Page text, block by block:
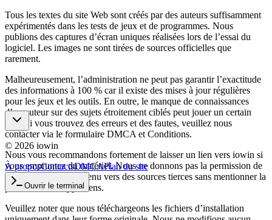
Tous les textes du site Web sont créés par des auteurs suffisamment
expérimentés dans les tests de jeux et de programmes. Nous
publions des captures d’écran uniques réalisées lors de l’essai du
logiciel. Les images ne sont tirées de sources officielles que
rarement.
Malheureusement, l’administration ne peut pas garantir l’exactitude
des informations à 100 % car il existe des mises à jour régulières
pour les jeux et les outils. En outre, le manque de connaissances
d’un auteur sur des sujets étroitement ciblés peut jouer un certain
rôle. Si vous trouvez des erreurs et des fautes, veuillez nous
contacter via le formulaire DMCA et Conditions.
Nous vous recommandons fortement de laisser un lien vers iowin si
vous empruntez du matériel. Nous ne donnons pas la permission de
télécharger notre contenu vers des sources tierces sans mentionner la
paternité et les hyperliens.
Veuillez noter que nous téléchargeons les fichiers d’installation
© 2026 iowin
À proposContactsDMCAPlan du site
Ouvrir le terminal